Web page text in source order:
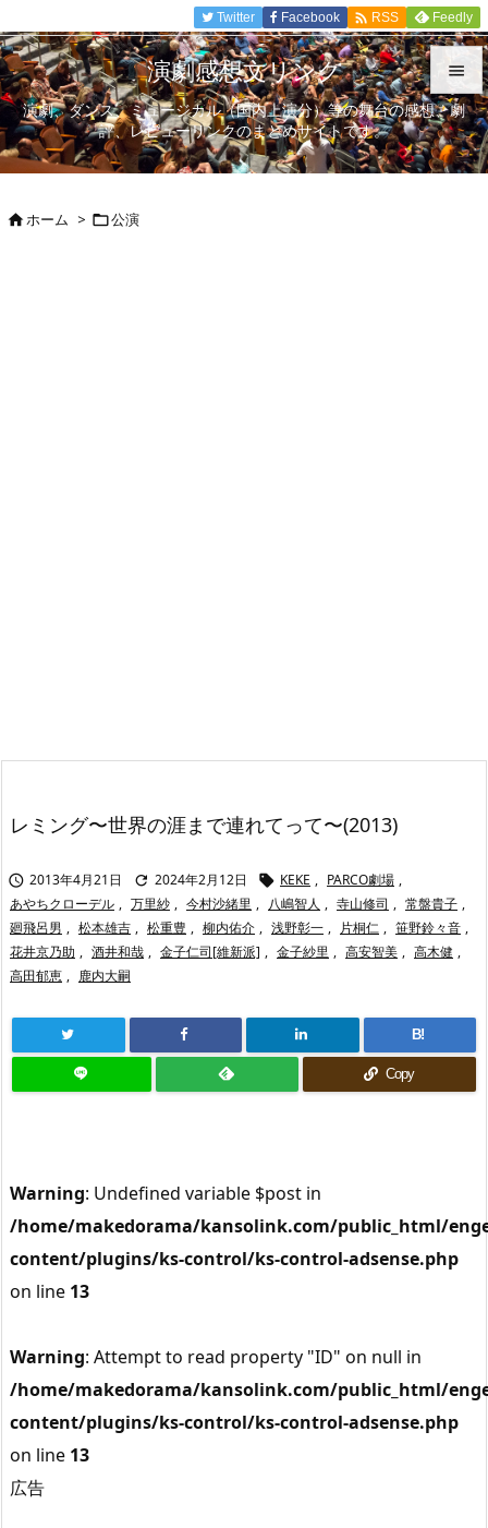


メニュ

Twitter Facebook  RSS Feedly
演劇感想文リンク
演劇、ダンス、ミュージカル（国内上演分）等の舞台の感想、劇
評、レビューリンクのまとめサイトです。
ホーム > 公演
レミング〜世界の涯まで連れてって〜(2013)
 2013年4月21日  2024年2月12日  KEKE , PARCO劇場 ,
あやちクローデル , 万里紗 , 今村沙緒里 , 八嶋智人 , 寺山修司 , 常盤貴子 ,
廻飛呂男 , 松本雄吉 , 松重豊 , 柳内佑介 , 浅野彰一 , 片桐仁 , 笹野鈴々音 ,
花井京乃助 , 酒井和哉 , 金子仁司[維新派] , 金子紗里 , 高安智美 , 高木健 ,
高田郁恵 , 鹿内大嗣
B!
Copy
Warning: Undefined variable $post in
/home/makedorama/kansolink.com/public_html/
content/plugins/ks-control/ks-control-adsense.php
on line 13
Warning: Attempt to read property "ID" on null in
/home/makedorama/kansolink.com/public_html/
content/plugins/ks-control/ks-control-adsense.php
on line 13
広告